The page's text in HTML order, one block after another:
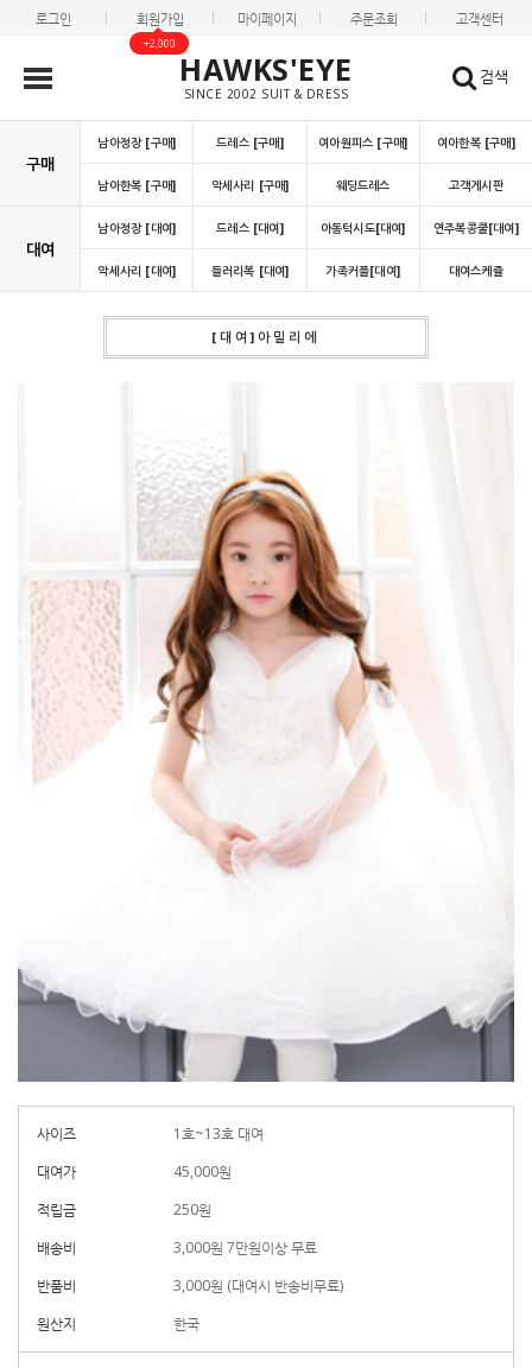
로그인 회원가입
+2,000
마이페이지 주문조회 고객센터
HAWKS'EYE
SINCE 2002 SUIT & DRESS
검색
구매
남아정장 [구매] 드레스 [구매] 여아원피스 [구매] 여아한복 [구매]
남아한복 [구매] 악세사리 [구매] 웨딩드레스 고객게시판
대여
남아정장 [대여] 드레스 [대여] 아동턱시도[대여] 연주복콩쿨[대여]
악세사리 [대여] 들러리복 [대여] 가족커플[대여] 대여스케쥴
[대여]아밀리에
사이즈
1호~13호 대여
대여가
45,000원
적립금
250원
배송비
3,000원 7만원이상 무료
반품비
3,000원 (대여시 반송비무료)
원산지
한국